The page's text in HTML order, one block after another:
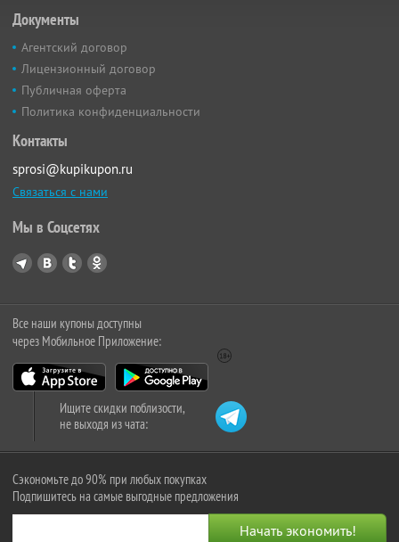
Документы
Агентский договор
Лицензионный договор
Публичная оферта
Политика конфиденциальности
Контакты
sprosi@kupikupon.ru
Связаться с нами
Мы в Соцсетях
Все наши купоны доступны
через Мобильное Приложение:
Ищите скидки поблизости,
не выходя из чата:
Сэкономьте до 90% при любых покупках
Подпишитесь на самые выгодные предложения